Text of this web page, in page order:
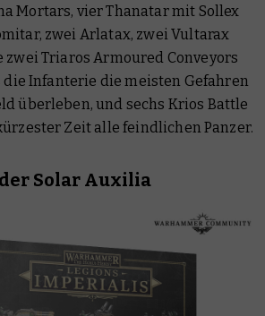
Mortars, vier Thanatar mit Sollex
zwei Arlatax, zwei Vultarax
zwei Triaros Armoured Conveyors
die Infanterie die meisten Gefahren
überleben, und sechs Krios Battle
Zeit alle feindlichen Panzer.
Solar Auxilia